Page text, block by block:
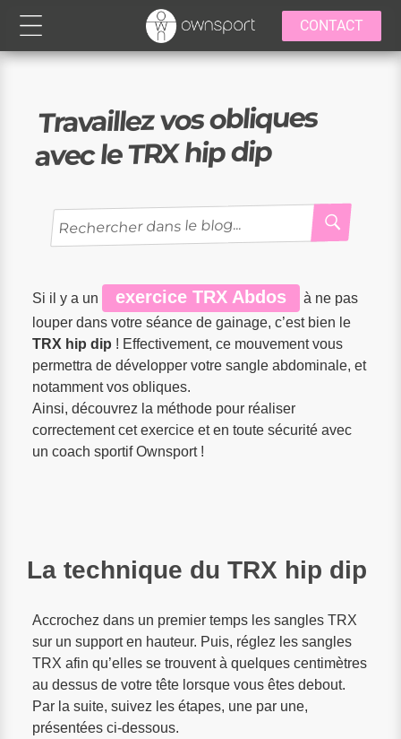
CONTACT
Travaillez vos obliques
avec le TRX hip dip
Recherche
pour
Si il y a un exercice TRX Abdos
à ne pas
louper dans votre séance de gainage, c’est bien le
TRX hip dip ! Effectivement, ce mouvement vous
permettra de développer votre sangle abdominale, et
notamment vos obliques.
Ainsi, découvrez la méthode pour réaliser
correctement cet exercice et en toute sécurité avec
un coach sportif Ownsport !
La technique du TRX hip dip
Accrochez dans un premier temps les sangles TRX
sur un support en hauteur. Puis, réglez les sangles
TRX afin qu’elles se trouvent à quelques centimètres
au dessus de votre tête lorsque vous êtes debout.
Par la suite, suivez les étapes, une par une,
présentées ci-dessous.